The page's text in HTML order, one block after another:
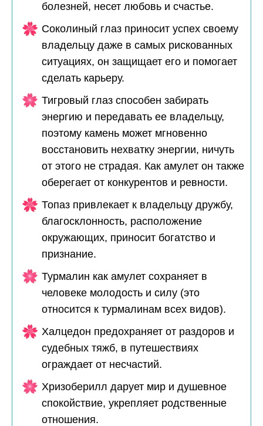
болезней, несет любовь и счастье.
Соколиный глаз приносит успех своему
владельцу даже в самых рискованных
ситуациях, он защищает его и помогает
сделать карьеру.
Тигровый глаз способен забирать
энергию и передавать ее владельцу,
поэтому камень может мгновенно
восстановить нехватку энергии, ничуть
от этого не страдая. Как амулет он также
оберегает от конкурентов и ревности.
Топаз привлекает к владельцу дружбу,
благосклонность, расположение
окружающих, приносит богатство и
признание.
Турмалин как амулет сохраняет в
человеке молодость и силу (это
относится к турмалинам всех видов).
Халцедон предохраняет от раздоров и
судебных тяжб, в путешествиях
ограждает от несчастий.
Хризоберилл дарует мир и душевное
спокойствие, укрепляет родственные
отношения.